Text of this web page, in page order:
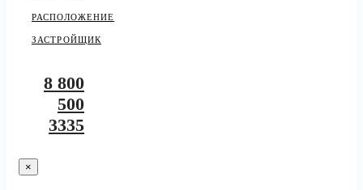
РАСПОЛОЖЕНИЕ
ЗАСТРОЙЩИК
8 800
500
3335
×